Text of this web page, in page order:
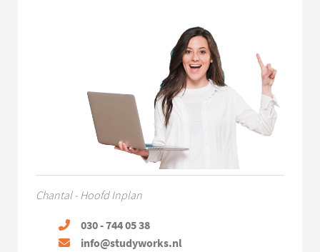
Chantal - Hoofd Inplan
030 - 744 05 38
info@studyworks.nl